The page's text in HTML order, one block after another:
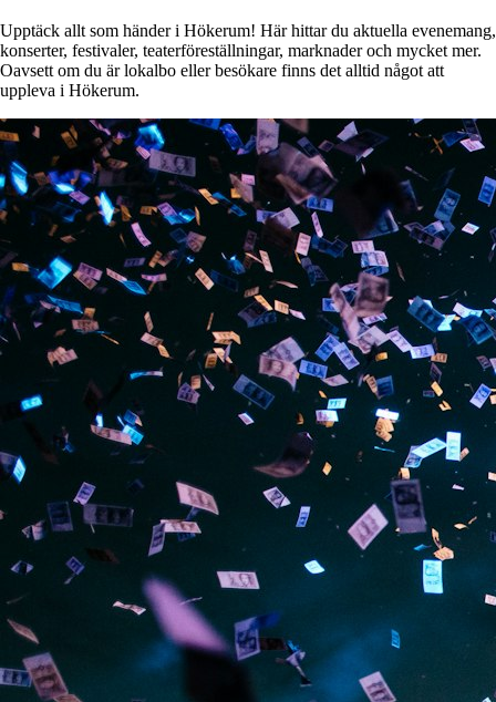
Upptäck allt som händer i Hökerum! Här hittar du aktuella evenemang,
konserter, festivaler, teaterföreställningar, marknader och mycket mer.
Oavsett om du är lokalbo eller besökare finns det alltid något att
uppleva i Hökerum.